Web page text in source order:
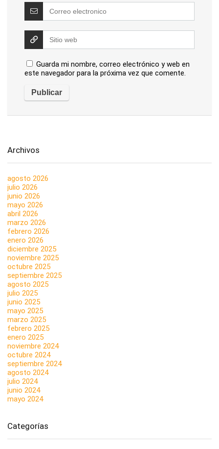
Guarda mi nombre, correo electrónico y web en
este navegador para la próxima vez que comente.
Archivos
agosto 2026
julio 2026
junio 2026
mayo 2026
abril 2026
marzo 2026
febrero 2026
enero 2026
diciembre 2025
noviembre 2025
octubre 2025
septiembre 2025
agosto 2025
julio 2025
junio 2025
mayo 2025
marzo 2025
febrero 2025
enero 2025
noviembre 2024
octubre 2024
septiembre 2024
agosto 2024
julio 2024
junio 2024
mayo 2024
Categorías